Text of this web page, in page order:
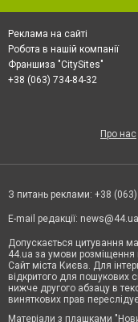
Реклама на сайті
Робота в нашій компанії
Франшиза "CitySites"
+38 (063) 734-84-32
Про нас
З питань реклами: +38
E-mail редакції: news@44.ua
Допускається цитування
44.ua за умови розміщення
Сайт міста Києва. Для
відкритого для пошукових
нижче другого абзацу в
виняткових прав
Матеріали з плашками